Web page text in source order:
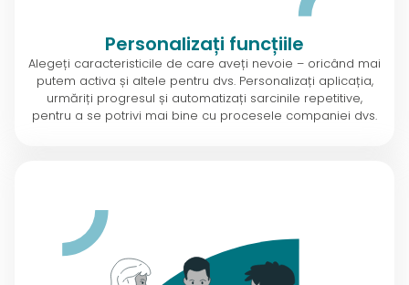
Personalizați funcțiile
Alegeți caracteristicile de care aveți nevoie – oricând mai
putem activa și altele pentru dvs. Personalizați aplicația,
urmăriți progresul și automatizați sarcinile repetitive,
pentru a se potrivi mai bine cu procesele companiei dvs.